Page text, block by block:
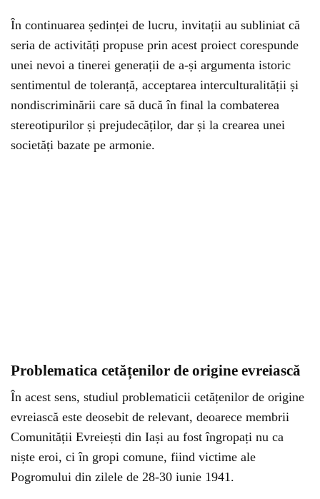
În continuarea ședinței de lucru, invitații au subliniat că
seria de activități propuse prin acest proiect corespunde
unei nevoi a tinerei generații de a-și argumenta istoric
sentimentul de toleranță, acceptarea interculturalității și
nondiscriminării care să ducă în final la combaterea
stereotipurilor și prejudecăților, dar și la crearea unei
societăți bazate pe armonie.
Problematica cetățenilor de origine evreiască
În acest sens, studiul problematicii cetățenilor de origine
evreiască este deosebit de relevant, deoarece membrii
Comunității Evreiești din Iași au fost îngropați nu ca
niște eroi, ci în gropi comune, fiind victime ale
Pogromului din zilele de 28-30 iunie 1941.